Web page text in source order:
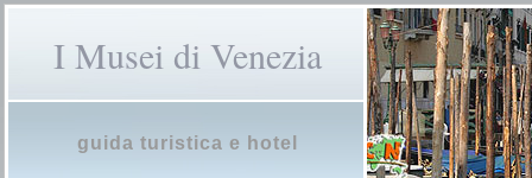
I Musei di Venezia
guida turistica e hotel